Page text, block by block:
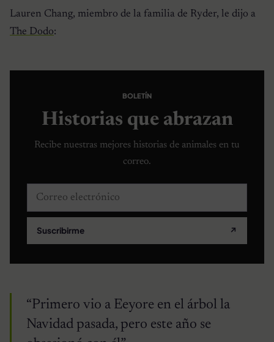
Lauren Chang, miembro de la familia de Ryder, le dijo a
The Dodo:
BOLETÍN
Historias que abrazan
Recibe nuestras mejores historias de animales en tu
correo.
Correo electrónico
Suscribirme ↗
“Primero vio a Eeyore en el árbol la
Navidad pasada, pero este año se